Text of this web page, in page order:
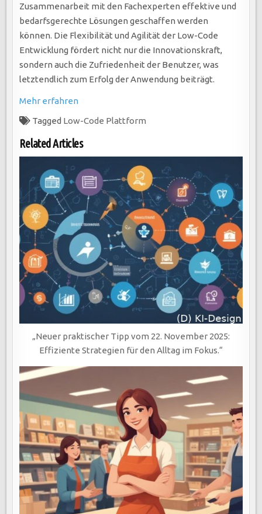
Zusammenarbeit mit den Fachexperten effektive und
bedarfsgerechte Lösungen geschaffen werden
können. Die Flexibilität und Agilität der Low-Code
Entwicklung fördert nicht nur die Innovationskraft,
sondern auch die Zufriedenheit der Benutzer, was
letztendlich zum Erfolg der Anwendung beiträgt.
Mehr erfahren
Tagged Low-Code Plattform
Related Articles
„Neuer praktischer Tipp vom 22. November 2025:
Effiziente Strategien für den Alltag im Fokus.“